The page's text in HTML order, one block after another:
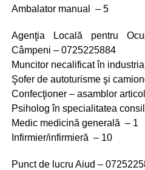
Ambalator manual – 5
Agenţia Locală pentru
Câmpeni – 0725225884
Muncitor necalificat în
Şofer de autoturisme şi
Confecţioner – asamblor
Psiholog în specialitatea
Medic medicină generală – 1
Infirmier/infirmieră – 10
Punct de lucru Aiud –